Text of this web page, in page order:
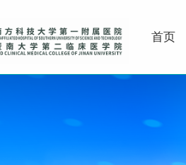
首页